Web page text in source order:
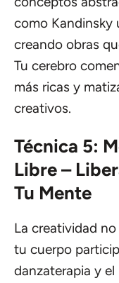
como Kandinsky
creando obras
Tu cerebro
más ricas y
creativos.
Técnica 5:
Libre –
Tu Mente
La creatividad
tu cuerpo
danzaterapia y